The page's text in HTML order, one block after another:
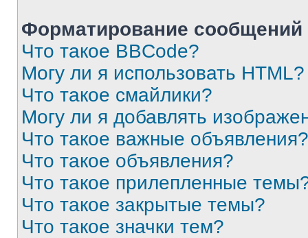
Форматирование
Что такое BBCode?
Могу ли я использовать HTML?
Что такое смайлики?
Могу ли я добавлять
Что такое важные объявления?
Что такое объявления?
Что такое прилепленные
Что такое закрытые темы?
Что такое значки тем?